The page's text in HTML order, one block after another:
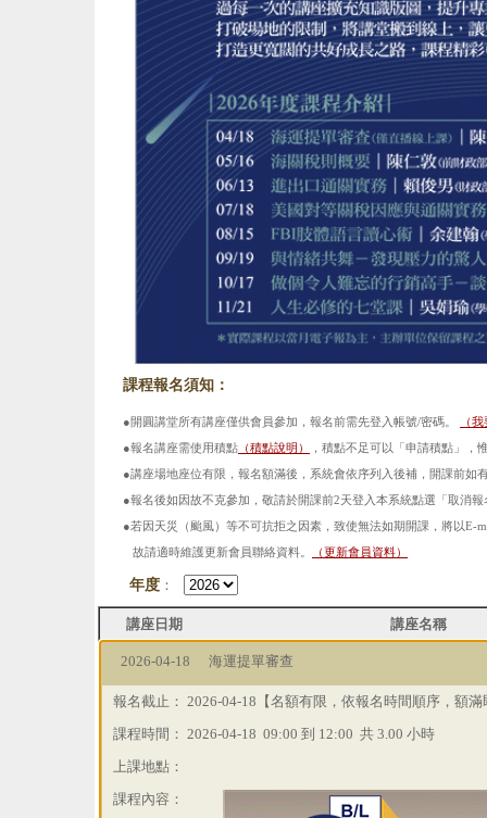
課程報名須知：
●開圓講堂所有講座僅供會員參加，報名前需先登入帳號/密碼。 （我
●報名講座需使用積點 （積點說明）
，積點不足可以「申請積點」，
●講座場地座位有限，報名額滿後，系統會依序列入後補，開課前如
●報名後如因故不克參加，敬請於開課前2天登入本系統點選「取消
●若因天災（颱風）等不可抗拒之因素，致使無法如期開課，將以E-
故請適時維護更新會員聯絡資料。
（更新會員資料）
年度 ：
講座日期 講座名稱
2026-04-18 海運提單審查
報名截止： 2026-04-18【名額有限，依報名時間順序，額
課程時間： 2026-04-18 09:00 到 12:00 共 3.00 小時
上課地點：
課程內容：